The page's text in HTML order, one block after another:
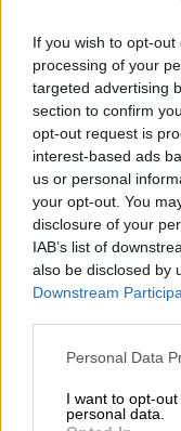
If you wish to opt-
processing of your
targeted advertising
section to confirm
opt-out request is
interest-based ads
us or personal
your opt-out. You
disclosure of your
IAB’s list of
also be disclosed by
Downstream
Please note that
not limited to your
grant or deny
Personal Data
I want to opt-
personal data.
την εμφάνισή
Σύμφωνα με το
περιοχές του
προβλήματα σε
φερτά υλικά,
Περιφέρειας
χρειάζεται
πόλη της
προβλήματα